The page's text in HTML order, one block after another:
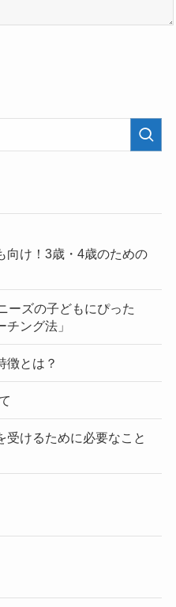
向け！3歳・4歳のための
ーズの子どもにぴった
ング法」
徴とは？
受けるために必要なこと